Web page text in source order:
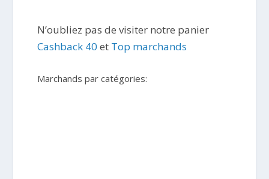
N’oubliez pas de visiter notre panier
Cashback 40 et Top marchands
Marchands par catégories: